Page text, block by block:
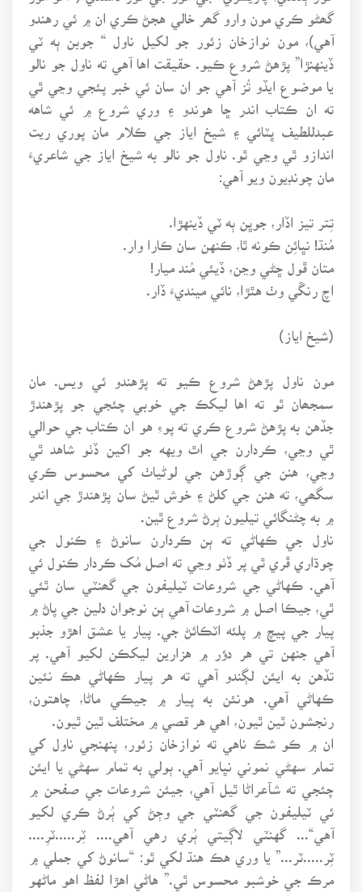
گھڻو ڪري مون وارو گھر خالي هجڻ ڪري ان ۾ ئي رهندو
آهي)، مون نوازخان زئور جو لکيل ناول “ جوبن ٻه ٽي
ڏينهنڙا” پڙهڻ شروع ڪيو. حقيقت اها آهي ته ناول جو نالو
يا موضوع ايڏو تُز آهي جو ان سان ئي خبر پئجي وڃي ٿي
ته ان ڪتاب اندر ڇا هوندو ۽ وري شروع ۾ ئي شاهه
عبدللطيف ڀٽائي ۽ شيخ اياز جي ڪلام مان پوري ريت
اندازو ٿي وڃي ٿو. ناول جو نالو به شيخ اياز جي شاعريءَ
مان چونڊيون ويو آهي:
تِتر تيز اڏار، جوڀن ٻه ٽي ڏينهڙا.
مُنڌ! نڀائِن ڪونه ٿا، ڪنهن سان ڪارا وار.
متان ڦول ڇڻي وڃن، ڏيئي مُند ميار!
اچ رنڱي وٺ هٿڙا، نائي مينديءَ ڏار.
(شيخ اياز)
مون ناول پڙهڻ شروع ڪيو ته پڙهندو ئي ويس. مان
سمجھان ٿو ته اها ليکڪ جي خوبي چئجي جو پڙهندڙ
جڏهن به پڙهڻ شروع ڪري ته پوءِ هو ان ڪتاب جي حوالي
ٿي وڃي، ڪردارن جي اٿ ويهه جو اکين ڏٺو شاهد ٿي
وڃي، هنن جي ڳوڙهن جي لوڻياٺ کي محسوس ڪري
سگھي، ته هنن جي کلڻ ۽ خوش ٿيڻ سان پڙهندڙ جي اندر
۾ به چڻنگائي تيليون ٻرڻ شروع ٿين.
ناول جي ڪهاڻي ته ٻن ڪردارن سانوڻ ۽ ڪنول جي
چوڌاري ڦري ٿي پر ڏٺو وڃي ته اصل مُک ڪردار ڪنول ئي
آهي. ڪهاڻي جي شروعات ٽيليفون جي گھنٽي سان ٿئي
ٿي، جيڪا اصل ۾ شروعات آهي ٻن نوجوان دلين جي پاڻ ۾
پيار جي پيچ ۾ پلئه اٽڪائڻ جي. پيار يا عشق اهڙو جذبو
آهي جنهن تي هر دؤر ۾ هزارين ليکڪن لکيو آهي. پر
تڏهن به ايئن لڳندو آهي ته هر پيار ڪهاڻي هڪ نئين
ڪهاڻي آهي. هونئن به پيار ۾ جيڪي ماڻا، چاهتون،
رنجشون ٿين ٿيون، اهي هر قصي ۾ مختلف ٿين ٿيون.
ان ۾ ڪو شڪ ناهي ته نوازخان زئور، پنهنجي ناول کي
تمام سهڻي نموني نڀايو آهي. ٻولي به تمام سهڻي يا ايئن
چئجي ته شآعراڻا ٿيل آهي، جيئن شروعات جي صفحن ۾
ئي ٽيليفون جي گھنٽي جي وڄڻ کي ٻُرڻ ڪري لکيو
آهي“... گهنٽي لاڳيتي ٻُري رهي آهي.... ٽِر.....ٽرِ....
ٽِر.....ٽر...” يا وري هڪ هنڌ لکي ٿو: “سانوڻ کي جملي ۾
مرڪ جي خوشبو محسوس ٿي.” هاڻي اهڙا لفظ اهو ماڻهو